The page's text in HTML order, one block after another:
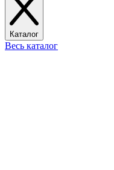
Каталог
Весь каталог